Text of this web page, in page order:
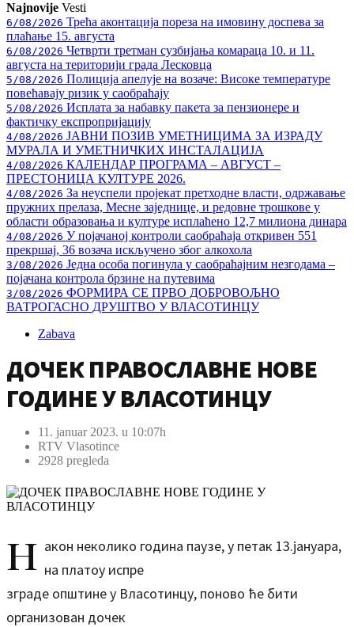
Najnovije Vesti
6/08/2026 Трећа аконтација пореза на имовину доспева за
плаћање 15. августа
6/08/2026 Четврти третман сузбијања комараца 10. и 11.
августа на територији града Лесковца
5/08/2026 Полиција апелује на возаче: Високе температуре
повећавају ризик у саобраћају
5/08/2026 Исплата за набавку пакета за пензионере и
фактичку експропријацију
4/08/2026 ЈАВНИ ПОЗИВ УМЕТНИЦИМА ЗА ИЗРАДУ
МУРАЛА И УМЕТНИЧКИХ ИНСТАЛАЦИЈА
4/08/2026 КАЛЕНДАР ПРОГРАМА – АВГУСТ –
ПРЕСТОНИЦА КУЛТУРЕ 2026.
4/08/2026 За неуспели пројекат претходне власти, одржавање
пружних прелаза, Месне заједнице, и редовне трошкове у
области образовања и културе исплаћено 12,7 милиона динара
4/08/2026 У појачаној контроли саобраћаја откривен 551
прекршај, 36 возача искључено због алкохола
3/08/2026 Једна особа погинула у саобраћајним незгодама –
појачана контрола брзине на путевима
3/08/2026 ФОРМИРА СЕ ПРВО ДОБРОВОЉНО
ВАТРОГАСНО ДРУШТВО У ВЛАСОТИНЦУ
Zabava
ДОЧЕК ПРАВОСЛАВНЕ НОВЕ
ГОДИНЕ У ВЛАСОТИНЦУ
11. januar 2023. u 10:07h
RTV Vlasotince
2928 pregleda
Н акон неколико година паузе, у петак 13.јануара,
на платоу испре
зграде општине у Власотинцу, поново ће бити
организован дочек